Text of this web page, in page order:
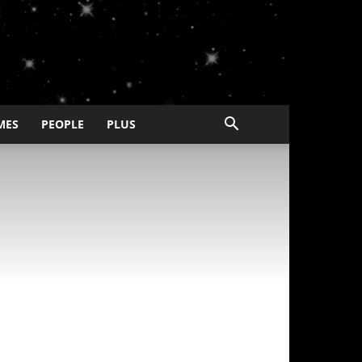
PEOPLE PLUS